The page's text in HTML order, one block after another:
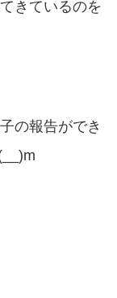
きているのを
の報告ができ